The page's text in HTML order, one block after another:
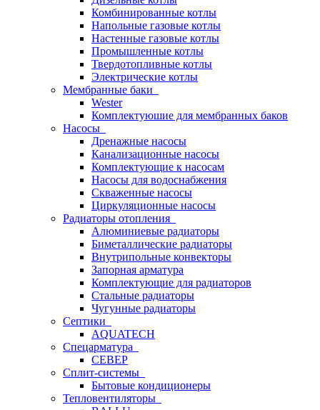
Комбинированные котлы
Напольные газовые котлы
Настенные газовые котлы
Промышленные котлы
Твердотопливные котлы
Электрические котлы
Мембранные баки
Wester
Комплектуюшие для мембранных баков
Насосы
Дренажные насосы
Канализационные насосы
Комплектующие к насосам
Насосы для водоснабжения
Скваженные насосы
Циркуляционные насосы
Радиаторы отопления
Алюминиевые радиаторы
Биметаллические радиаторы
Внутрипольные конвекторы
Запорная арматура
Комплектующие для радиаторов
Стальные радиаторы
Чугунные радиаторы
Септики
AQUATECH
Спецарматура
СЕВЕР
Сплит-системы
Бытовые кондиционеры
Тепловентиляторы